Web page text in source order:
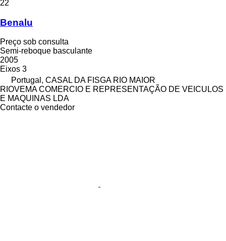
22
Benalu
Preço sob consulta
Semi-reboque basculante
2005
Eixos 3
Portugal, CASAL DA FISGA RIO MAIOR
RIOVEMA COMERCIO E REPRESENTAÇÃO DE VEICULOS
E MAQUINAS LDA
Contacte o vendedor